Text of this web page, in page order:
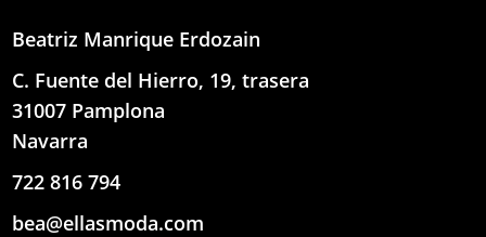
Beatriz Manrique Erdozain
C. Fuente del Hierro, 19, trasera
31007 Pamplona
Navarra
722 816 794
bea@ellasmoda.com